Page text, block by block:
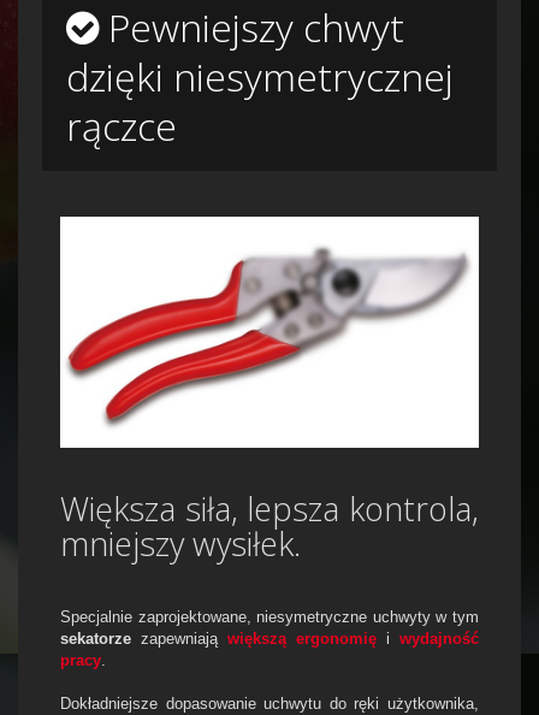
Pewniejszy chwyt
dzięki niesymetrycznej
rączce
Większa siła, lepsza kontrola,
mniejszy wysiłek.
Specjalnie zaprojektowane, niesymetryczne uchwyty w tym
sekatorze zapewniają większą ergonomię i wydajność
pracy.
Dokładniejsze dopasowanie uchwytu do ręki użytkownika,